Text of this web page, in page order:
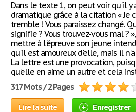
Dans le texte 1, on peut voir qu'il y
dramatique grâce à la citation « Je
tremble ! Vous paraissez changé.
signifie ? Vous trouvez-vous mal ?
mettre à l'épreuve son jeune
qu'il est amoureux d'elle, mais il
La lettre est une provocation,
qu'elle en aime un autre et cela
317 Mots / 2 Pages
Lire la suite Enregistrer